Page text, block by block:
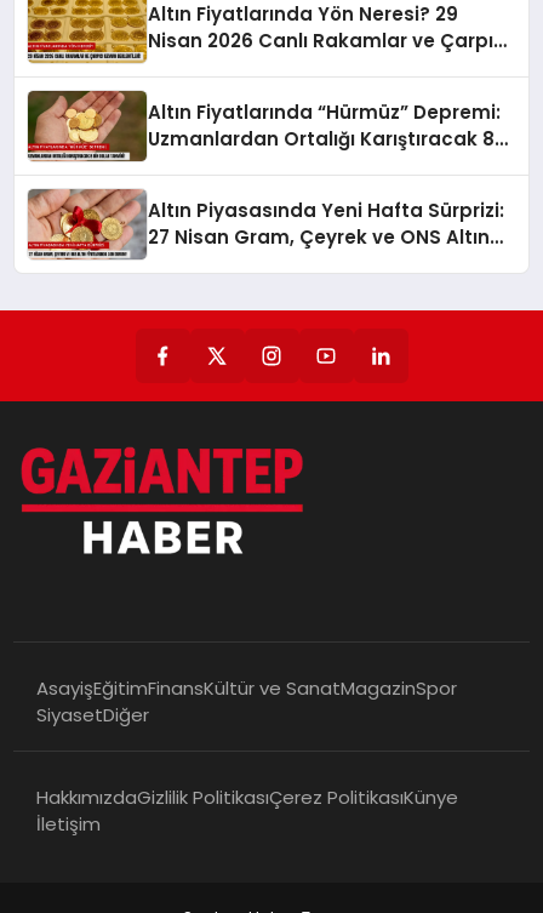
Altın Fiyatlarında Yön Neresi? 29
Nisan 2026 Canlı Rakamlar ve Çarpıcı
Altın Fiyatlarında “Hürmüz” Depremi:
Uzmanlardan Ortalığı Karıştıracak 8
Altın Piyasasında Yeni Hafta Sürprizi:
27 Nisan Gram, Çeyrek ve ONS Altın
AsayişEğitimFinansKültür ve SanatMagazinSpor
SiyasetDiğer
HakkımızdaGizlilik PolitikasıÇerez PolitikasıKünye
İletişim